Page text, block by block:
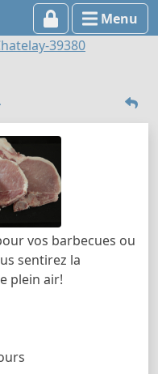
Menu
39380
vos barbecues ou
sentirez la
plein air!